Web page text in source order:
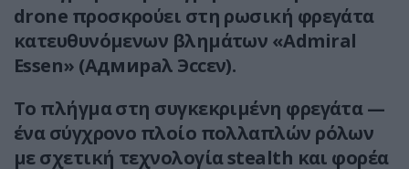
drone προσκρούει στη ρωσική φρεγάτα
κατευθυνόμενων βλημάτων «Admiral
Essen» (Адмираλ Эссεν).
Το πλήγμα στη συγκεκριμένη φρεγάτα —
ένα σύγχρονο πλοίο πολλαπλών ρόλων
με σχετική τεχνολογία stealth και φορέα